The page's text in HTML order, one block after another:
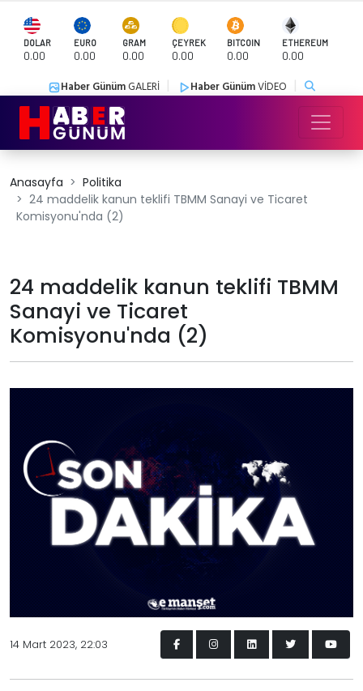
DOLAR
0.00
EURO
0.00
GRAM
0.00
ÇEYREK
0.00
BITCOIN
0.00
ETHEREUM
0.00
Haber GünümGALERİ | Haber GünümVİDEO |
Anasayfa
Politika
24 maddelik kanun teklifi TBMM Sanayi ve Ticaret
Komisyonu'nda (2)
24 maddelik kanun teklifi TBMM
Sanayi ve Ticaret
Komisyonu'nda (2)
14 Mart 2023, 22:03